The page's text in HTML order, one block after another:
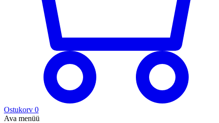
Ostukorv 0
Ava menüü